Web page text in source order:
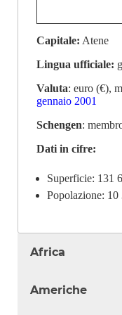
Africa
Angola
Americhe
Capitale: Atene
Lingua ufficiale:
Valuta: euro (€),
gennaio 2001
Schengen:
Dati in cifre:
Superficie: 131
Popolazione: